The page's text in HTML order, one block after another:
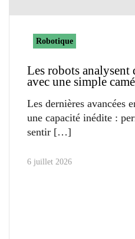
Robotique
Les robots analysent
avec une simple
Les dernières avancées
une capacité inédite :
sentir
6 juillet 2026